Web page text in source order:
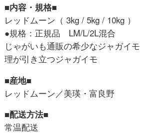
■内容・規格■
レッドムーン（ 3kg / 5kg / 10kg ）
●規格：正規品 LM/L/2L混合
じゃがいも通販の希少なジャガイ
理が引き立つジャガイモ
■産地■
レッドムーン／美瑛・富良野
■配送方法■
常温配送